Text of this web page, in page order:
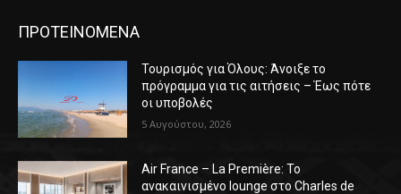
ΠΡΟΤΕΙΝΟΜΕΝΑ
Τουρισμός για Όλους: Άνοιξε το
πρόγραμμα για τις αιτήσεις – Έως πότε
οι υποβολές
5 Αυγούστου, 2026
Air France – La Première: Το
ανακαινισμένο lounge στο Charles de